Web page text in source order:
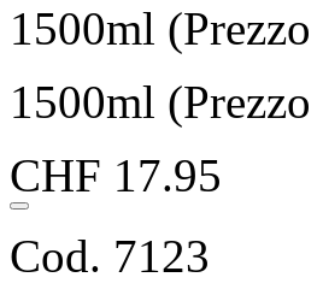
1500ml
1500ml
CHF 17.95
Cod. 7123